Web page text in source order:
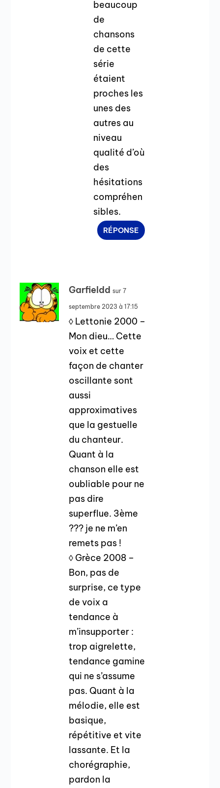
beaucoup
de
chansons
de cette
série
étaient
proches les
unes des
autres au
niveau
qualité d’où
des
hésitations
compréhen
sibles.
RÉPONSE
Garfieldd sur 7
septembre 2023 à 17:15
◊ Lettonie 2000 –
Mon dieu… Cette
voix et cette
façon de chanter
oscillante sont
aussi
approximatives
que la gestuelle
du chanteur.
Quant à la
chanson elle est
oubliable pour ne
pas dire
superflue. 3ème
??? je ne m’en
remets pas !
◊ Grèce 2008 –
Bon, pas de
surprise, ce type
de voix a
tendance à
m’insupporter :
trop aigrelette,
tendance gamine
qui ne s’assume
pas. Quant à la
mélodie, elle est
basique,
répétitive et vite
lassante. Et la
chorégraphie,
pardon la